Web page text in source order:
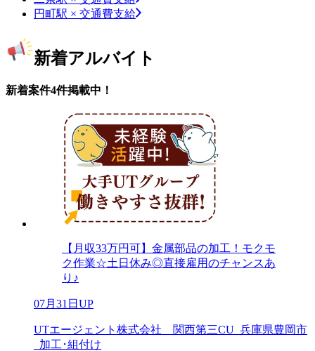
円町駅 × 交通費支給
新着アルバイト
新着案件4件掲載中！
【月収33万円可】金属部品の加工！モクモ
ク作業☆土日休み◎直接雇用のチャンスあ
り♪
07月31日UP
UTエージェント株式会社 関西第三CU_兵庫県豊岡市
_加工･組付け